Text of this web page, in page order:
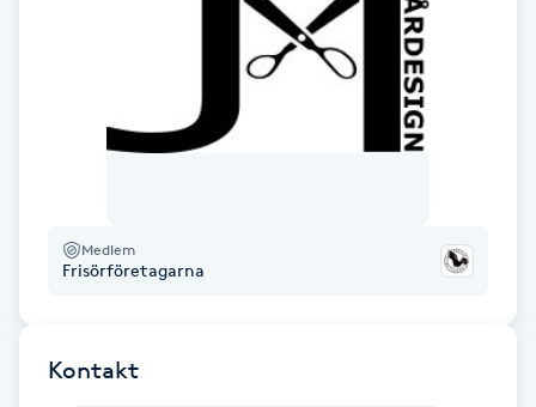
Gruppträning
Headspa
Medlem
Frisörföretagarna
Kontakt